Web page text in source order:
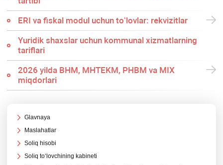
ERI va fiskal modul uchun toʻlovlar: rekvizitlar
Yuridik shaхslar uchun kommunal хizmatlarning
tariflari
2026 yilda BHM, MHTEKM, PHBM va MIX
miqdorlari
Glavnaya
Maslahatlar
Soliq hisobi
Soliq toʻlovchining kabineti